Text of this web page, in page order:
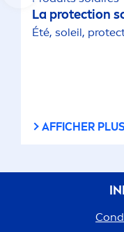
La protection
Été, soleil,
AFFICHER